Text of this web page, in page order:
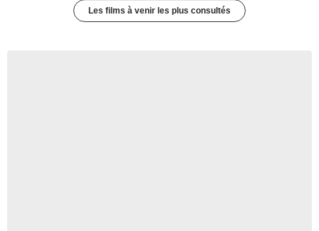
Les films à venir les plus consultés